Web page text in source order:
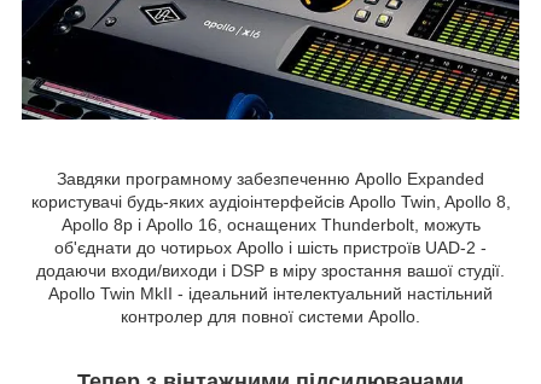
Завдяки програмному забезпеченню Apollo Expanded
користувачі будь-яких аудіоінтерфейсів Apollo Twin, Apollo 8,
Apollo 8p і Apollo 16, оснащених Thunderbolt, можуть
об'єднати до чотирьох Apollo і шість пристроїв UAD-2 -
додаючи входи/виходи і DSP в міру зростання вашої студії.
Apollo Twin MkII - ідеальний інтелектуальний настільний
контролер для повної системи Apollo.